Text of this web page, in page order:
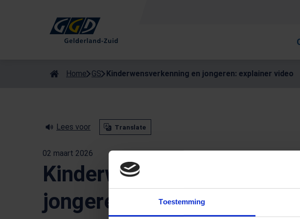
Toestemming
Als de resultaten voor automatisch aanvullen beschikbaar zijn, gebruik de pijlen om
Home GS Kinderwensverkenning en jongeren: explainer video
Lees voor Translate
02 maart 2026
Kinderwensverkenning en
jongeren: explainer video